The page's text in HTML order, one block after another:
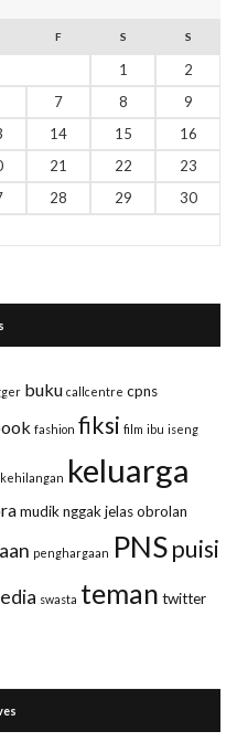
F S S
1
2
7 8
9
14 15
16
21 22
23
28 29
30
buku callcentre cpns
fashion fiksi film ibu iseng
kehilangan keluarga
mudiknggak jelasobrolan
penghargaan PNSpuisi
swasta teman twitter